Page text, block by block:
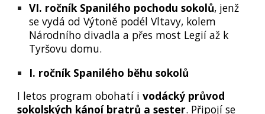
VI. ročník Spanilého pochodu sokolů, jenž
se vydá od Výtoně podél Vltavy, kolem
Národního divadla a přes most Legií až k
Tyršovu domu.
I. ročník Spanilého běhu sokolů
I letos program obohatí ivodácký průvod
sokolských kánoí bratrů a sester. Připojí se